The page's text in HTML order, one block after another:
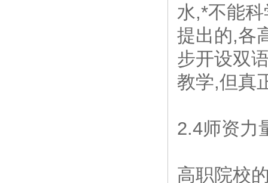
水,*不能
提出的,各
步开设双
教学,但真
2.4师资力
高职院校